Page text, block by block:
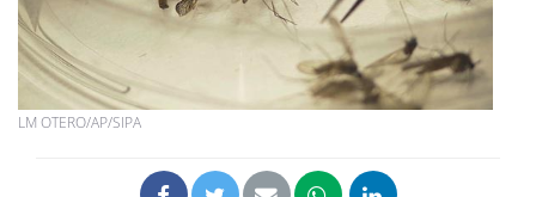
LM OTERO/AP/SIPA